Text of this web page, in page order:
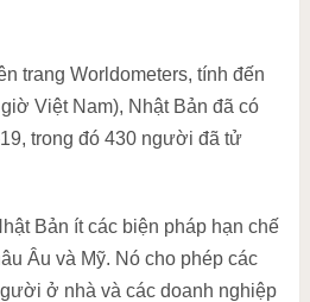
trang Worldometers, tính đến
Việt Nam), Nhật Bản đã có
trong đó 430 người đã tử
Bản ít các biện pháp hạn chế
Âu và Mỹ. Nó cho phép các
ở nhà và các doanh nghiệp